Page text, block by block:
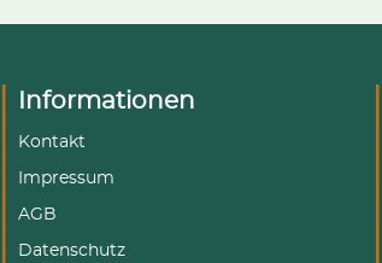
Informationen
Kontakt
Impressum
AGB
Datenschutz